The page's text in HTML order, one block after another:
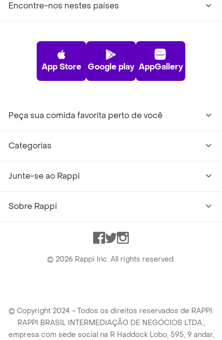
Encontre-nos nestes países
App Store Google play AppGallery
Peça sua comida favorita perto de você
Categorias
Junte-se ao Rappi
Sobre Rappi
Facebook
TwitterInstagram
© 2026 Rappi Inc. All rights reserved.
© Copyright 2024 - Todos os direitos reservados de RAPPI.
RAPPI BRASIL INTERMEDIAÇÃO DE NEGÓCIOS LTDA.,
empresa com sede social na R Haddock Lobo, 595, 9 andar,